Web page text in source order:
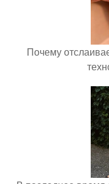
Почему